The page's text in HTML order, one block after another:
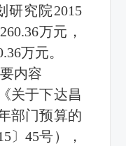
研究院2015
万元，
万元。
内容
关于下达昌
部门预算的
〕45号），